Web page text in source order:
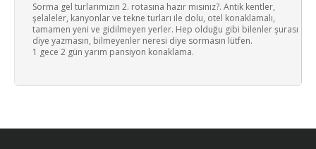
Sorma gel turlarımızın 2. rotasına hazır mısınız?. Antik kentler,
şelaleler, kanyonlar ve tekne turları ile dolu, otel konaklamalı,
tamamen yeni ve gidilmeyen yerler. Hep olduğu gibi bilenler şurası
diye yazmasın, bilmeyenler neresi diye sormasın lütfen.
1 gece 2 gün yarım pansiyon konaklama.